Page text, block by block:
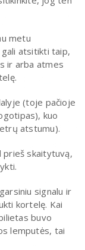
metu
atsitikti taip,
ir arba atmes
(toje pačioje
kuo
atstumu).
prieš skaitytuvą,
signalu ir
kortelę. Kai
buvo
lemputės, tai